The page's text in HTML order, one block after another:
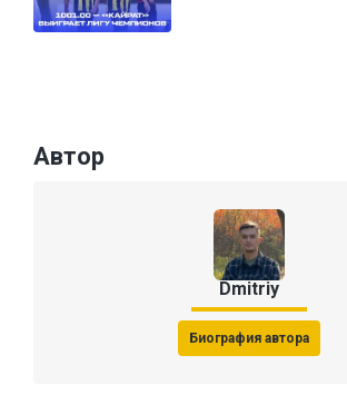
Автор
Dmitriy
Биография автора